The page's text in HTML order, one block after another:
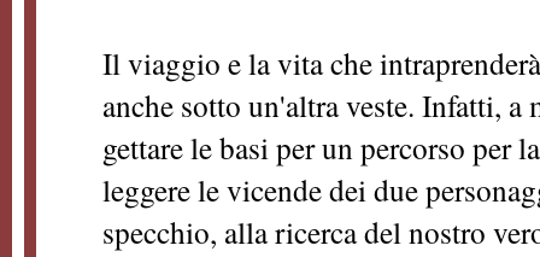
Il viaggio e la vita che
anche sotto un'altra veste. Infatti,
gettare le basi per un percorso per
leggere le vicende dei due
specchio, alla ricerca del nostro